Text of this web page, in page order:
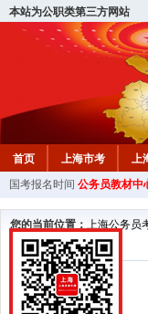
本站为公职类第三方网站
首页 上海市考 上
国考报名时间 公务员教材中
您的当前位置： 上海公务员